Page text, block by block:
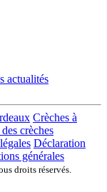
actualités
Crèches à
crèches
Déclaration
générales
droits réservés.